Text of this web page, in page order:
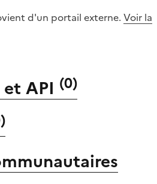
d'un portail externe. Voir la
API (0)
)